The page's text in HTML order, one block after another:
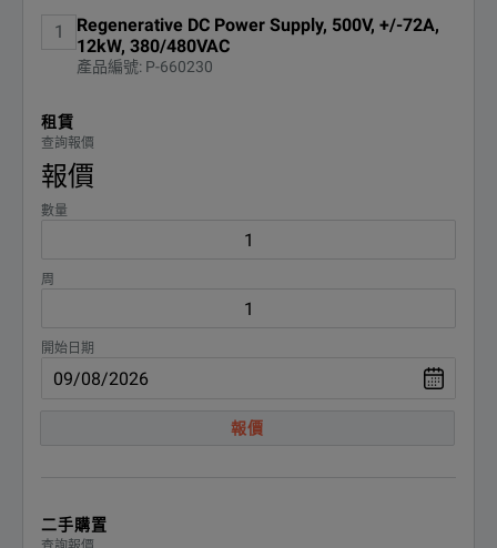
選項 說明
1
Regenerative DC Power Supply, 500V, +/-72A,
12kW, 380/480VAC
產品編號: P-660230
租賃
查詢報價
報價
數量
周
開始日期
報價
二手購置
Delivers Output up to 500 V, ±72 A, 12 kW.
Scales power or load capacity with up to 16 parallel units.
Generate complex waveforms with built-in arbitrary waveform
Protect against over-voltage, over-current, over-power, over-
Keysight RP5900 Series Regenerative DC Power Supplies